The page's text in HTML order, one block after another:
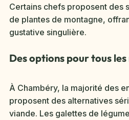
Certains chefs proposent des
de plantes de montagne,
gustative singulière.
Des options pour tous
À Chambéry, la majorité des
proposent des alternatives
viande. Les galettes de